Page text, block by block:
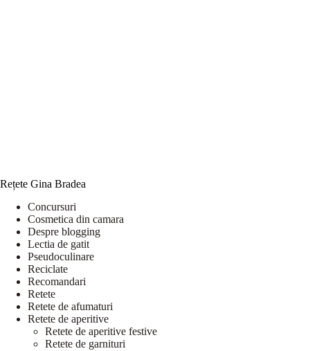
Rețete Gina Bradea
Concursuri
Cosmetica din camara
Despre blogging
Lectia de gatit
Pseudoculinare
Reciclate
Recomandari
Retete
Retete de afumaturi
Retete de aperitive
Retete de aperitive festive
Retete de garnituri